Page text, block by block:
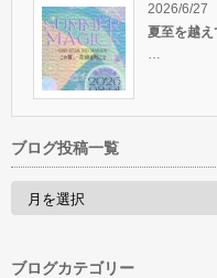
2026/6/27
夏至を越
ブログ投稿一覧
ブログカテゴリー